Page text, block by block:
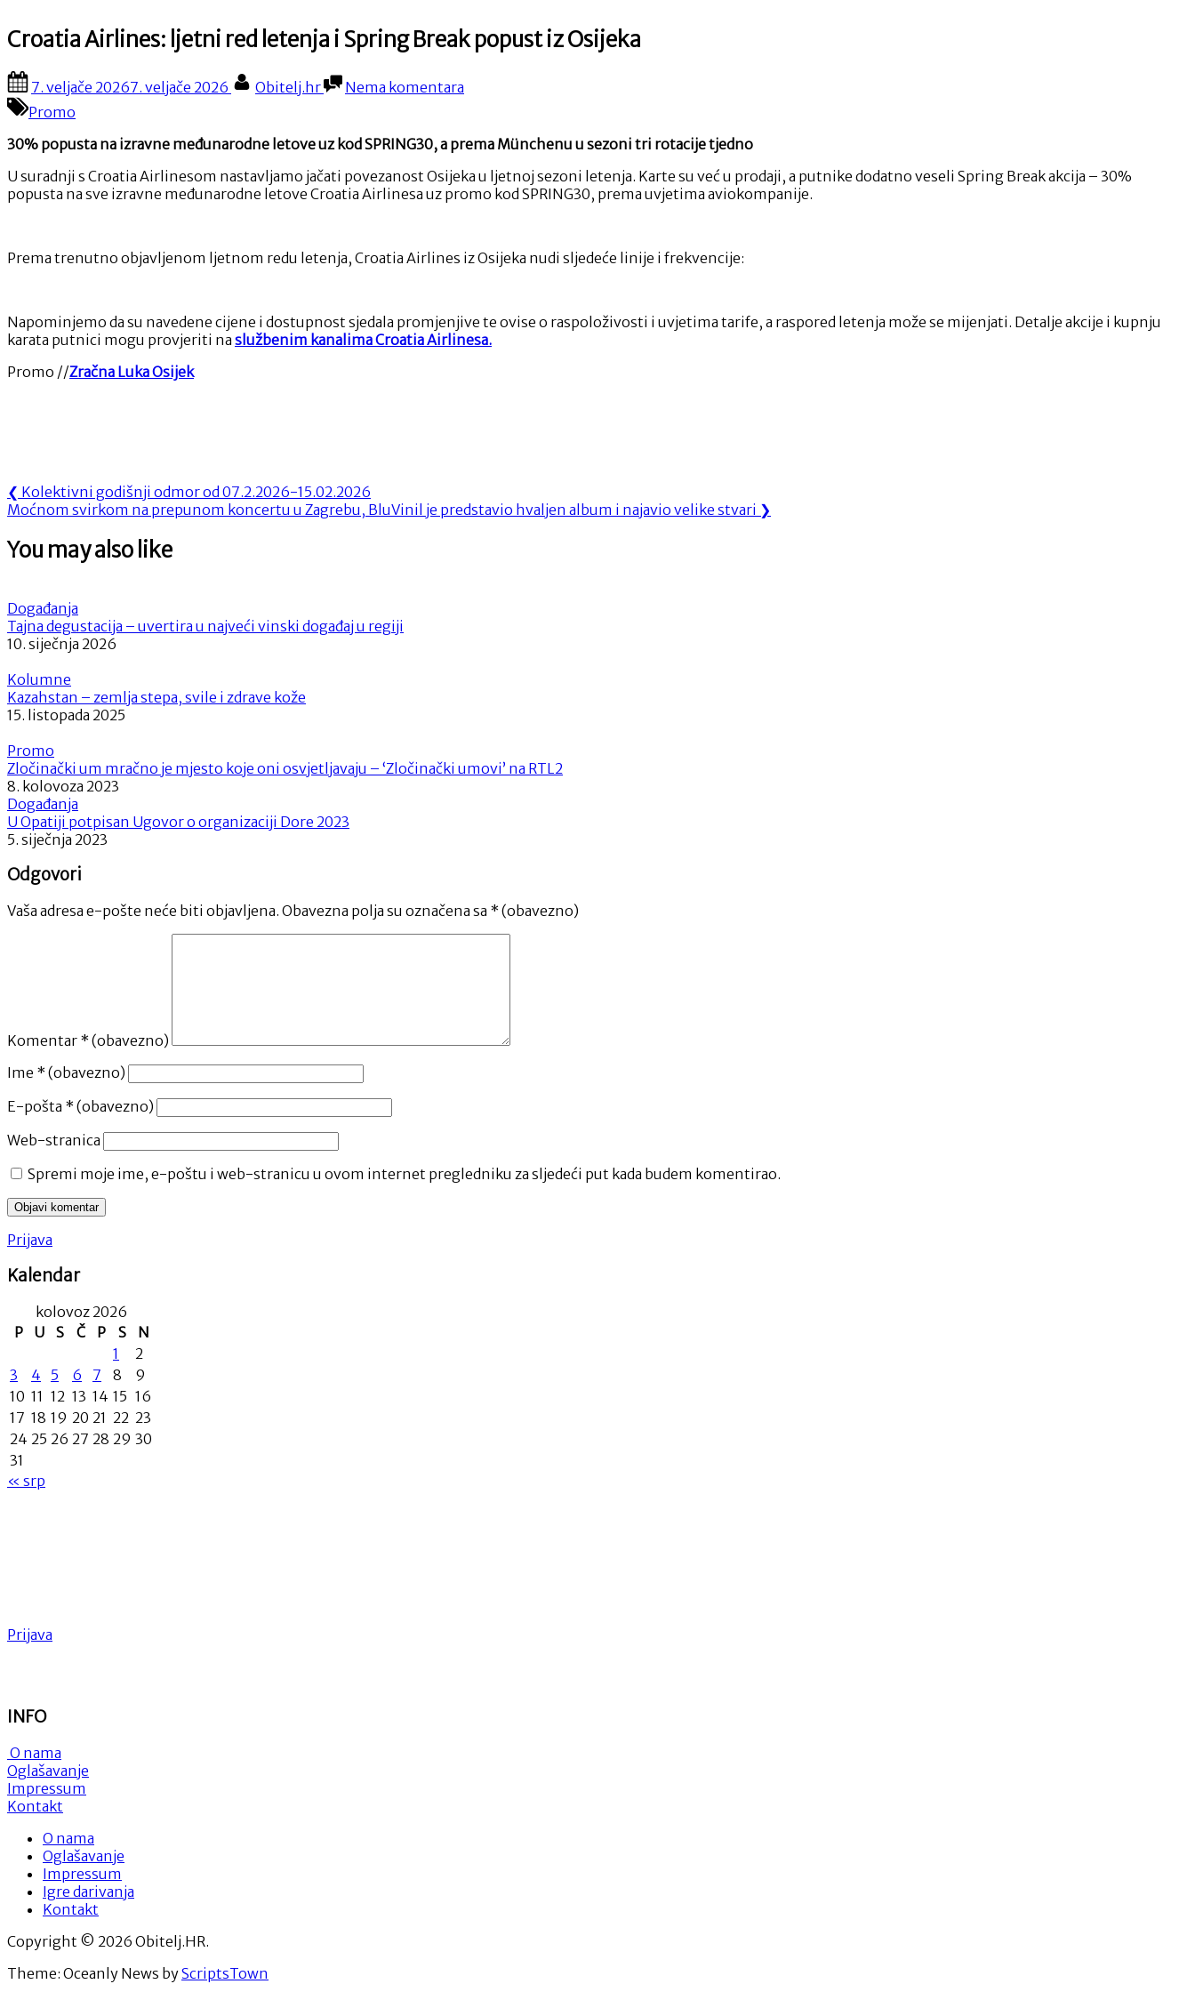
Croatia Airlines: ljetni red letenja i Spring Break popust iz Osijeka
Posted
on
7. veljače 20267. veljače 2026 By
Obitelj.hr Nema komentara
Croatia
red
letenja
i
Spring
iz
Promo
30% popusta na izravne međunarodne letove uz kod SPRING30, a prema Münchenu u sezoni tri rotacije tjedno
U suradnji s Croatia Airlinesom nastavljamo jačati povezanost Osijeka u ljetnoj sezoni letenja. Karte su već u prodaji, a putnike dodatno veseli Spring Break akcija – 30%
popusta na sve izravne međunarodne letove Croatia Airlinesa uz promo kod SPRING30, prema uvjetima aviokompanije.
Prema trenutno objavljenom ljetnom redu letenja, Croatia Airlines iz Osijeka nudi sljedeće linije i frekvencije:
Napominjemo da su navedene cijene i dostupnost sjedala promjenjive te ovise o raspoloživosti i uvjetima tarife, a raspored letenja može se mijenjati. Detalje akcije i kupnju
karata putnici mogu provjeriti na službenim kanalima Croatia Airlinesa.
Promo //Zračna Luka Osijek
Navigacija
objava
❮ Previous
Post:
Kolektivni godišnji odmor od 07.2.2026-15.02.2026
Next
Moćnom svirkom na prepunom koncertu u Zagrebu, BluVinil je predstavio hvaljen album i najavio velike stvari ❯
You may also like
Događanja
Tajna degustacija – uvertira u najveći vinski događaj u regiji
10. siječnja 2026
Kolumne
Kazahstan – zemlja stepa, svile i zdrave kože
15. listopada 2025
Promo
Zločinački um mračno je mjesto koje oni osvjetljavaju – ‘Zločinački umovi’ na RTL2
8. kolovoza 2023
Događanja
U Opatiji potpisan Ugovor o organizaciji Dore 2023
5. siječnja 2023
Odgovori
Vaša adresa e-pošte neće biti objavljena. Obavezna polja su označena sa * (obavezno)
Komentar * (obavezno)
Ime * (obavezno)
E-pošta * (obavezno)
Web-stranica
Spremi moje ime, e-poštu i web-stranicu u ovom internet pregledniku za sljedeći put kada budem komentirao.
Prijava
Kalendar
kolovoz 2026
P
U S Č P S
N
1
2
3
4 5 6 7 8
9
10 11 12 13 14 15 16
17 18 19 20 21 22 23
24 25 26 27 28 29 30
31
« srp
Prijava
INFO
O nama
Oglašavanje
Impressum
Kontakt
O nama
Oglašavanje
Impressum
Igre darivanja
Kontakt
Copyright © 2026 Obitelj.HR.
Theme: Oceanly News byScriptsTown